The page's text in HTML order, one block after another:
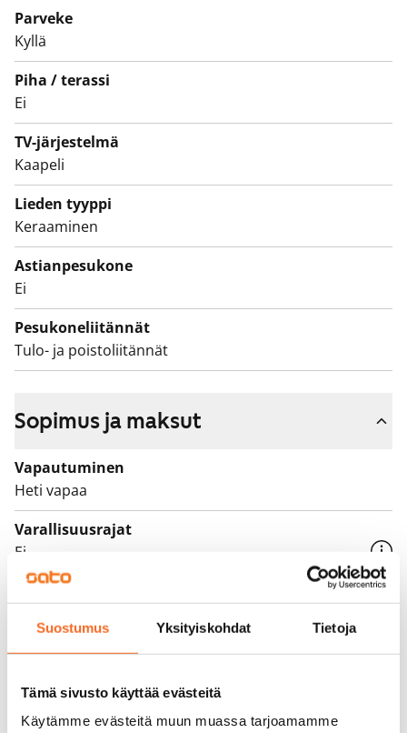
Suostumus Yksityiskohdat Tietoja
Tämä sivusto käyttää evästeitä
Käytämme evästeitä muun muassa tarjoamamme
ulkoiluvälinevarasto ja huoneistokohtainen
irtaimistovarasto. Kiinnostuitko? Tulehan tutustumaan
tarkemmin paikan päälle!
Parveke
Kyllä
Piha / terassi
Ei
TV-järjestelmä
Kaapeli
Lieden tyyppi
Keraaminen
Astianpesukone
Ei
Pesukoneliitännät
Tulo- ja poistoliitännät
Sopimus ja maksut
Vapautuminen
Heti vapaa
Varallisuusrajat
Ei
Vuokravakuus
Vuokrasopimus